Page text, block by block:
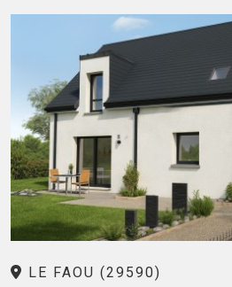
LE FAOU (29590)